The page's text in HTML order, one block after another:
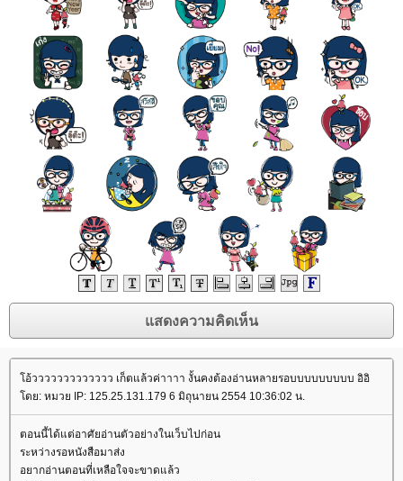
อ้ววววววววววววว เก็ตแล้วค่าาาา งั้นคงต้องอ่านหลายรอบบบบบบบบบ อิอิ
ดย: หมวย IP: 125.25.131.179 6 มิถุนายน 2554 10:36:02 น.
ตอนนี้ได้แต่อาศัยอ่านตัวอย่างในเว็บไปก่อน
ระหว่างรอหนังสือมาส่ง
อยากอ่านตอนที่เหลือใจจะขาดแล้ว